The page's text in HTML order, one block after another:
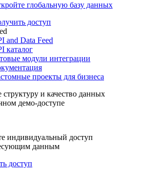
контрагента
7-дневный
глобальную базу данных
доступ
and Data Feed
модули интеграции
демо-доступе